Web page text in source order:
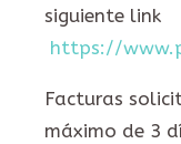
siguiente link
https://
Facturas
máximo de 3